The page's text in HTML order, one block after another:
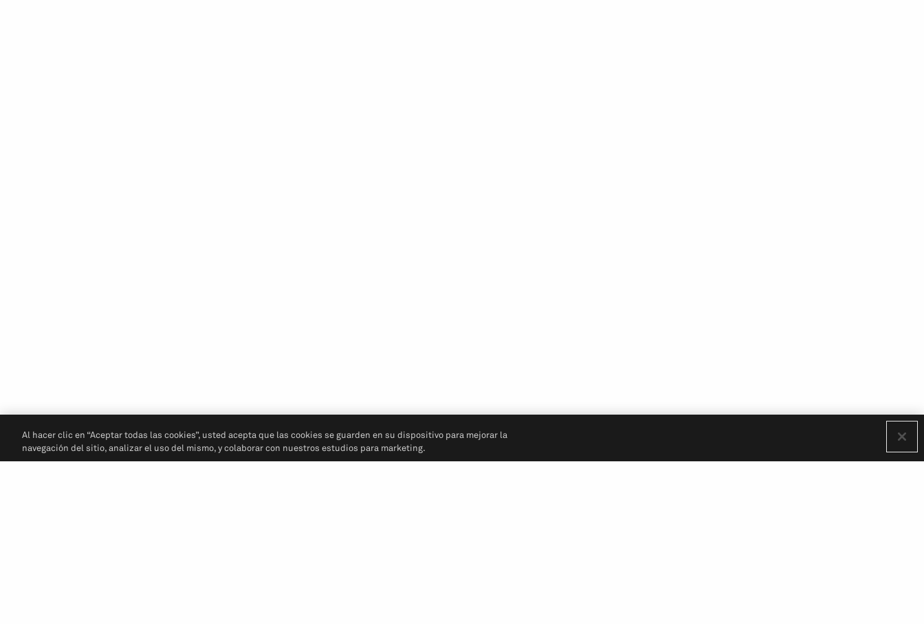
Al hacer clic en “Aceptar todas las cookies”, usted acepta que las cookies se guarden en su dispositivo para mejorar la
navegación del sitio, analizar el uso del mismo, y colaborar con nuestros estudios para marketing.